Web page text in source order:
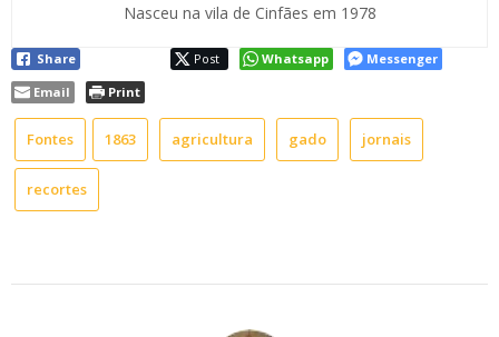
Nasceu na vila de Cinfães em 1978
Share Post Whatsapp
Messenger
Email
Print
Fontes 1863 agricultura gado jornais
recortes